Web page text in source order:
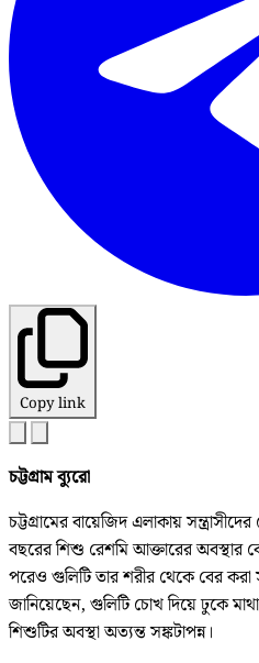
Copy link
চট্টগ্রাম ব্যুরো
চট্টগ্রামের বায়েজিদ এলাকায়
বছরের শিশু রেশমি আক্তারের অবস্থার
পরেও গুলিটি তার শরীর থেকে বের করা
জানিয়েছেন, গুলিটি চোখ দিয়ে ঢুকে
শিশুটির অবস্থা অত্যন্ত সঙ্কটাপন্ন।